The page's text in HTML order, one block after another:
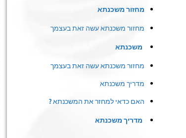
מחזור משכנתא
מחזור משכנתא עשה זאת בעצמך
משכנתא
מחזור משכנתא עשה זאת בעצמך
מדריך משכנתא
האם כדאי למחזר את המשכנתא ?
מדריך משכנתא